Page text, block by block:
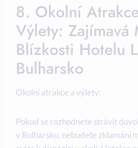
8. Okolní
Výlety: Zajímavá
Blízkosti Hotelu
Bulharsko
Okolní atrakce a výlety:
Pokud se rozhodnete strávit
v Bulharsku, nebudete zklamáni